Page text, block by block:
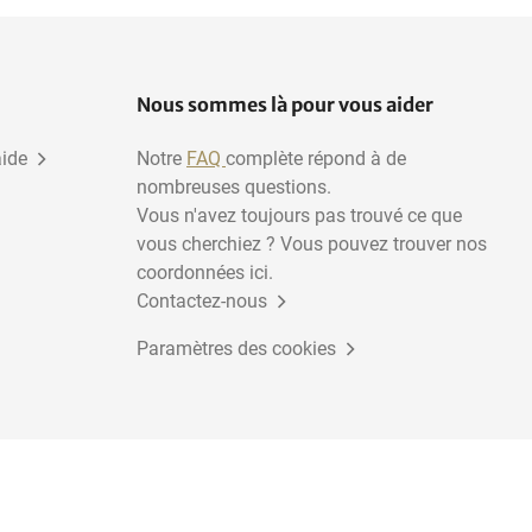
Nous sommes là pour vous aider
Notre FAQ complète répond à de
nombreuses questions.
Vous n'avez toujours pas trouvé ce que
vous cherchiez ? Vous pouvez trouver nos
coordonnées ici.
Contactez-nous
Paramètres des cookies